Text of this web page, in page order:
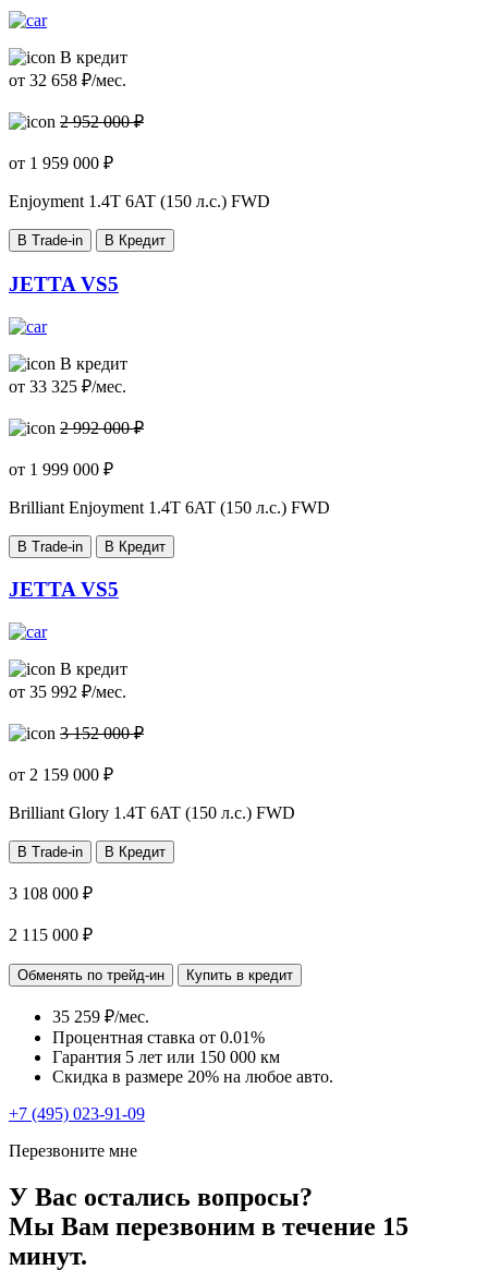
В кредит
от 32 658 ₽/мес.
2 952 000 ₽
от 1 959 000 ₽
Enjoyment 1.4T 6AT (150 л.с.) FWD
В Trade-in В Кредит
JETTA VS5
В кредит
от 33 325 ₽/мес.
2 992 000 ₽
от 1 999 000 ₽
Brilliant Enjoyment 1.4T 6AT (150 л.с.) FWD
В Trade-in В Кредит
JETTA VS5
В кредит
от 35 992 ₽/мес.
3 152 000 ₽
от 2 159 000 ₽
Brilliant Glory 1.4T 6AT (150 л.с.) FWD
В Trade-in В Кредит
3 108 000 ₽
2 115 000 ₽
Обменять по трейд-ин Купить в кредит
35 259 ₽/мес.
Процентная ставка от 0.01%
Гарантия 5 лет или 150 000 км
Скидка в размере 20% на любое авто.
+7 (495) 023-91-09
Перезвоните мне
У Вас остались вопросы?
Мы Вам перезвоним в течение 15
минут.